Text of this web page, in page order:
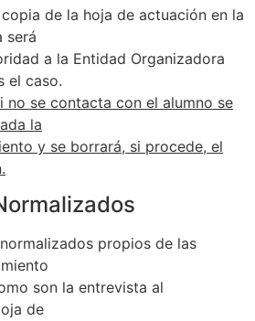
de la hoja de actuación en la
será
a la Entidad Organizadora
el caso.
no se contacta con el alumno se
la
y se borrará, si procede, el
propios de las
son la entrevista al
de